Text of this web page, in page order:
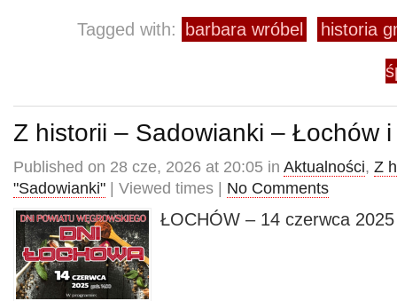
Tagged with: barbara wróbel historia
Z historii – Sadowianki – Łochów
Published on 28 cze, 2026 at 20:05 in Aktualności, Z
"Sadowianki" | Viewed times | No Comments
ŁOCHÓW – 14 czerwca